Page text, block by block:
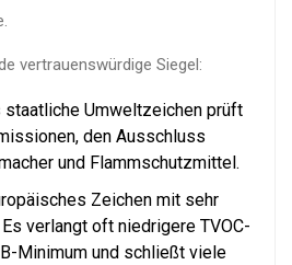
vertrauenswürdige Siegel:
staatliche Umweltzeichen prüft
den Ausschluss
und Flammschutzmittel.
Zeichen mit sehr
verlangt oft niedrigere TVOC-
Minimum und schließt viele